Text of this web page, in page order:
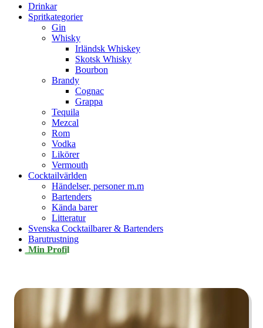
Drinkar
Spritkategorier
Gin
Whisky
Irländsk Whiskey
Skotsk Whisky
Bourbon
Brandy
Cognac
Grappa
Tequila
Mezcal
Rom
Vodka
Likörer
Vermouth
Cocktailvärlden
Händelser, personer m.m
Bartenders
Kända barer
Litteratur
Svenska Cocktailbarer & Bartenders
Barutrustning
Min Profil